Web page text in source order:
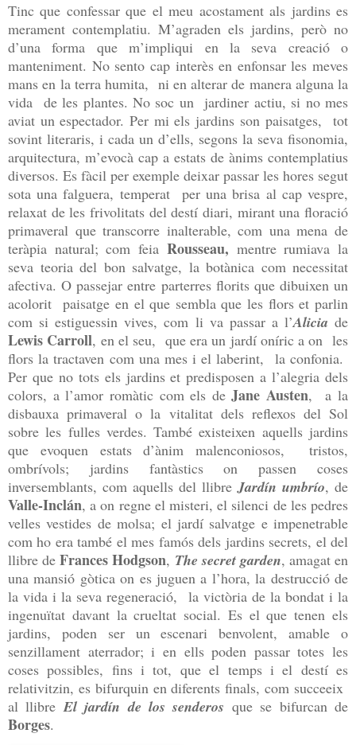
Tinc que confessar que el meu acostament als jardins es
merament contemplatiu. M’agraden els jardins, però no
d’una forma que m’impliqui en la seva creació o
manteniment. No sento cap interès en enfonsar les meves
mans en la terra humita, ni en alterar de manera alguna la
vida de les plantes. No soc un jardiner actiu, si no mes
aviat un espectador. Per mi els jardins son paisatges, tot
sovint literaris, i cada un d’ells, segons la seva fisonomia,
arquitectura, m’evocà cap a estats de ànims contemplatius
diversos. Es fàcil per exemple deixar passar les hores segut
sota una falguera, temperat per una brisa al cap vespre,
relaxat de les frivolitats del destí diari, mirant una floració
primaveral que transcorre inalterable, com una mena de
teràpia natural; com feia Rousseau, mentre rumiava la
seva teoria del bon salvatge, la botànica com necessitat
afectiva. O passejar entre parterres florits que dibuixen un
acolorit paisatge en el que sembla que les flors et parlin
com si estiguessin vives, com li va passar a l’Alicia de
Lewis Carroll, en el seu, que era un jardí oníric a on les
flors la tractaven com una mes i el laberint, la confonia.
Per que no tots els jardins et predisposen a l’alegria dels
colors, a l’amor romàtic com els deJane Austen, a la
disbauxa primaveral o la vitalitat dels reflexos del Sol
sobre les fulles verdes. També existeixen aquells jardins
que evoquen estats d’ànim malenconiosos, tristos,
ombrívols; jardins fantàstics on passen coses
inversemblants, com aquells del llibreJardín umbrío, de
Valle-Inclán, a on regne el misteri, el silenci de les pedres
velles vestides de molsa; el jardí salvatge e impenetrable
com ho era també el mes famós dels jardins secrets, el del
llibre deFrances Hodgson, The secret garden, amagat en
una mansió gòtica on es juguen a l’hora, la destrucció de
la vida i la seva regeneració, la victòria de la bondat i la
ingenuïtat davant la crueltat social. Es el que tenen els
jardins, poden ser un escenari benvolent, amable o
senzillament aterrador; i en ells poden passar totes les
coses possibles, fins i tot, que el temps i el destí es
relativitzin, es bifurquin en diferents finals, com succeeix
al llibreEl jardín de los senderos que se bifurcan de
Borges.